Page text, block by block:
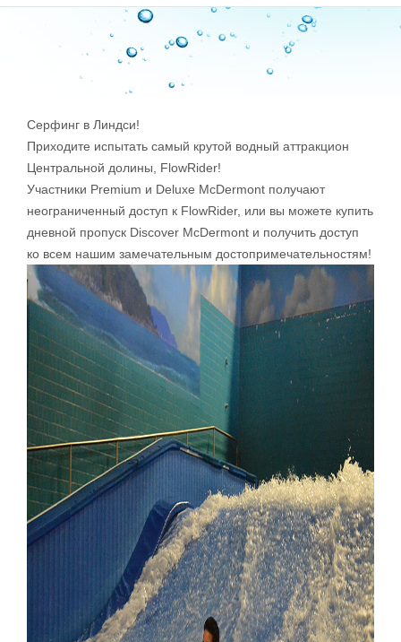
Серфинг в Линдси!
Приходите испытать самый крутой водный аттракцион
Центральной долины, FlowRider!
Участники Premium и Deluxe McDermont получают
неограниченный доступ к FlowRider, или вы можете купить
дневной пропуск Discover McDermont и получить доступ
ко всем нашим замечательным достопримечательностям!